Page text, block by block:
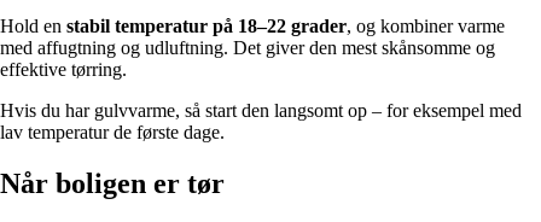
Hold en stabil temperatur på 18–22 grader, og kombiner varme
med affugtning og udluftning. Det giver den mest skånsomme og
effektive tørring.
Hvis du har gulvvarme, så start den langsomt op – for eksempel med
lav temperatur de første dage.
Når boligen er tør